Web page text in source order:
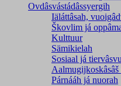
Ovdâsvástádâssyergih
Iäláttâsah,
Škovlim já
Kulttuur
Sämikielah
Sosiaal já
Aalmugijkoskâsâš
Párnááh já nuorah